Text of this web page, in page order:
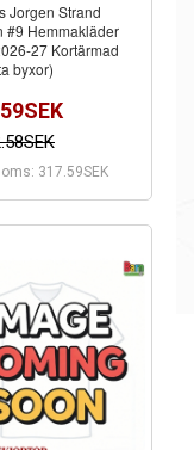
Jorgen Strand
#9 Hemmakläder
27 Kortärmad
byxor)
317.59SEK